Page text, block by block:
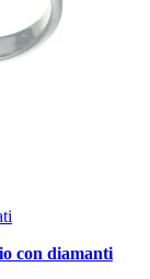
con diamanti